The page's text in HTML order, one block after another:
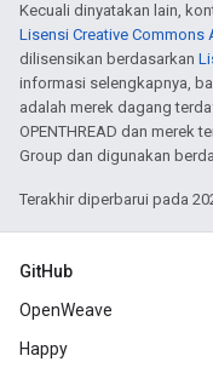
Kecuali dinyatakan lain,
Lisensi Creative Commons
dilisensikan berdasarkan
informasi selengkapnya,
adalah merek dagang
OPENTHREAD dan merek
Group dan digunakan
Terakhir diperbarui pada
GitHub
OpenWeave
Happy